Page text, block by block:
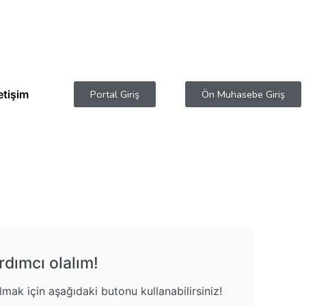
Portal Giriş Ön Muhasebe Giriş
olalım!
için aşağıdaki butonu kullanabilirsiniz!